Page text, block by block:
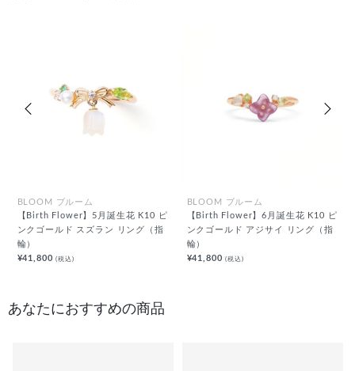
BLOOM ブルーム
【Birth Flower】5月誕生花 K10 ピ
ンクゴールド スズラン リング（指
輪）
¥41,800(税込)
BLOOM ブルーム
【Birth Flower】6月誕生花 K10 ピ
ンクゴールド アジサイ リング（指
輪）
¥41,800(税込)
前の画像
あなたにおすすめの商品